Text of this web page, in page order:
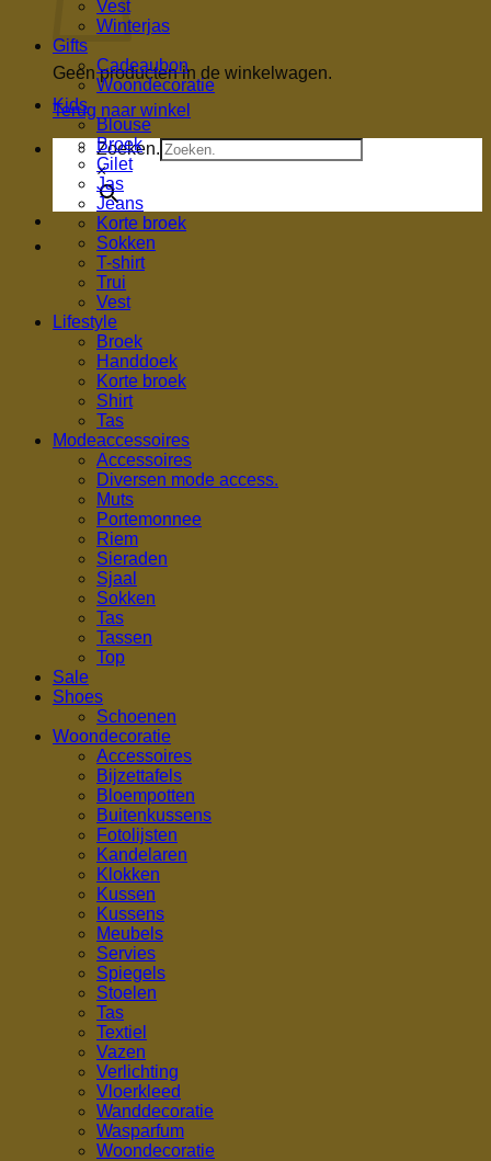
Geen producten in de winkelwagen.
Terug naar winkel
Zoeken.
×
Vest
Winterjas
Gifts
Cadeaubon
Woondecoratie
Kids
Blouse
Broek
Gilet
Jas
Jeans
Korte broek
Sokken
T-shirt
Trui
Vest
Lifestyle
Broek
Handdoek
Korte broek
Shirt
Tas
Modeaccessoires
Accessoires
Diversen mode access.
Muts
Portemonnee
Riem
Sieraden
Sjaal
Sokken
Tas
Tassen
Top
Sale
Shoes
Schoenen
Woondecoratie
Accessoires
Bijzettafels
Bloempotten
Buitenkussens
Fotolijsten
Kandelaren
Klokken
Kussen
Kussens
Meubels
Servies
Spiegels
Stoelen
Tas
Textiel
Vazen
Verlichting
Vloerkleed
Wanddecoratie
Wasparfum
Woondecoratie